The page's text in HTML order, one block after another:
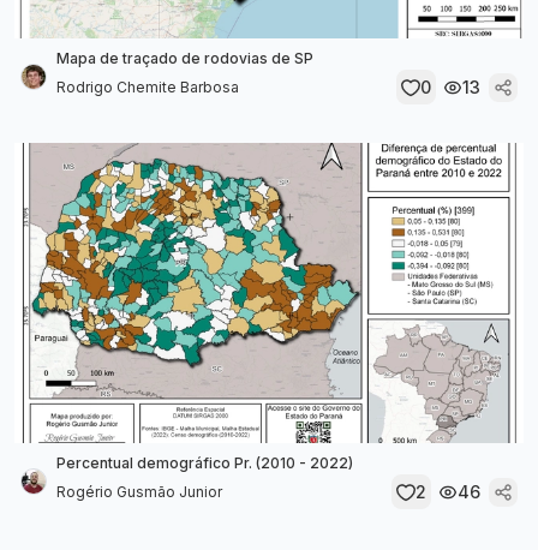
Mapa de traçado de rodovias de SP
Rodrigo Chemite Barbosa
0 13
Percentual demográfico Pr. (2010 - 2022)
Rogério Gusmão Junior
2 46